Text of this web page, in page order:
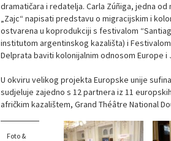
dramatičara i redatelja. Carla Zúñiga, jedna
„Zajc“ napisati predstavu o migracijskim i
ostvarena u koprodukciji s festivalom
institutom argentinskog kazališta) i
Delprata baviti kolonijalnim odnosom Europe i
U okviru velikog projekta Europske unije
sudjeluje zajedno s 12 partnera iz 11
afričkim kazalištem, Grand Théâtre National
Foto &